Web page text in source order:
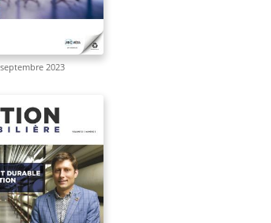
2023